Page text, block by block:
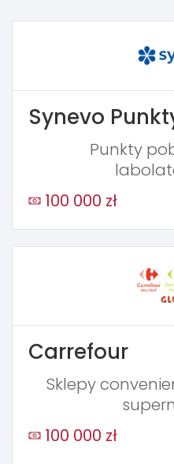
Synevo
Punkty
100 000 zł
Carrefour
Sklepy
100 000 zł